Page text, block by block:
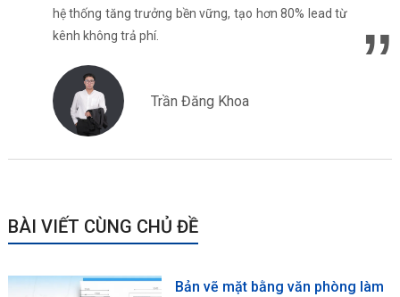
hệ thống tăng trưởng bền vững, tạo hơn 80% lead từ
kênh không trả phí.
Trần Đăng Khoa
BÀI VIẾT CÙNG CHỦ ĐỀ
Bản vẽ mặt bằng văn phòng làm